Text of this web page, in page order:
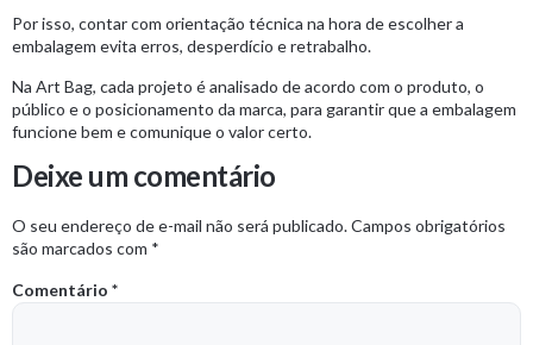
Por isso, contar com orientação técnica na hora de escolher a
embalagem evita erros, desperdício e retrabalho.
Na Art Bag, cada projeto é analisado de acordo com o produto, o
público e o posicionamento da marca, para garantir que a embalagem
funcione bem e comunique o valor certo.
Deixe um comentário
O seu endereço de e-mail não será publicado.Campos obrigatórios
são marcados com *
Comentário *